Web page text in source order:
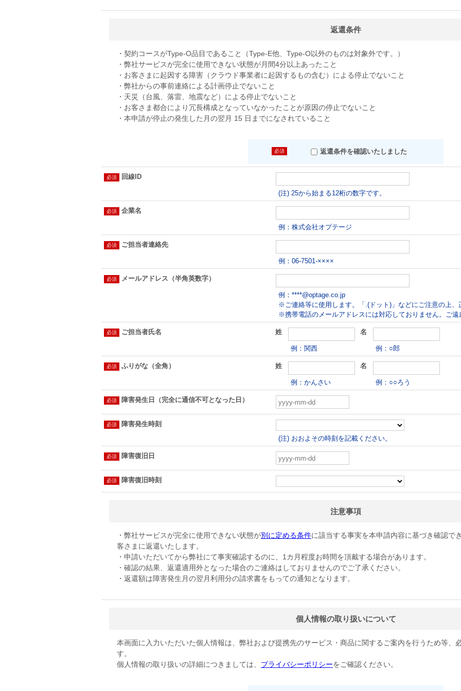
返還条件
・契約コースがType-O品目であること（Type-E他、Type-O以外のものは対象外です。）
・弊社サービスが完全に使用できない状態が月間4分以上あったこと
・お客さまに起因する障害（クラウド事業者に起因するもの含む）による停止でないこと
・弊社からの事前連絡による計画停止でないこと
・天災（台風、落雷、地震など）による停止でないこと
・お客さま都合により冗長構成となっていなかったことが原因の停止でないこと
・本申請が停止の発生した月の翌月 15 日までになされていること
返還条件を確認いたしました
回線ID
(注) 25から始まる12桁の数字です。
企業名
例：株式会社オプテージ
ご担当者連絡先
例：06-7501-××××
メールアドレス（半角英数字）
例：****@optage.co.jp
※ご連絡等に使用します。「.(ドット)」などにご注意の上、
※携帯電話のメールアドレスには対応しておりません。ご遠
ご担当者氏名 姓
例：関西
名
例：○郎
ふりがな（全角） 姓
例：かんさい
名
例：○○ろう
障害発生日（完全に通信不可となった日）
障害発生時刻
(注) おおよその時刻を記載ください。
障害復旧日
障害復旧時刻
注意事項
・弊社サービスが完全に使用できない状態が別に定める条件に該当する事実を本申請内容に基づき確認で
客さまに返還いたします。
・申請いただいてから弊社にて事実確認するのに、1カ月程度お時間を頂戴する場合があります。
・確認の結果、返還適用外となった場合のご連絡はしておりませんのでご了承ください。
・返還額は障害発生月の翌月利用分の請求書をもっての通知となります。
個人情報の取り扱いについて
本画面に入力いただいた個人情報は、弊社および提携先のサービス・商品に関するご案内を行うため等、
す。
個人情報の取り扱いの詳細につきましては、 プライバシーポリシーをご確認ください。